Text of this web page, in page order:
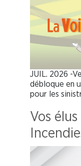
JUIL. 2026 -
débloque en
pour les
Vos